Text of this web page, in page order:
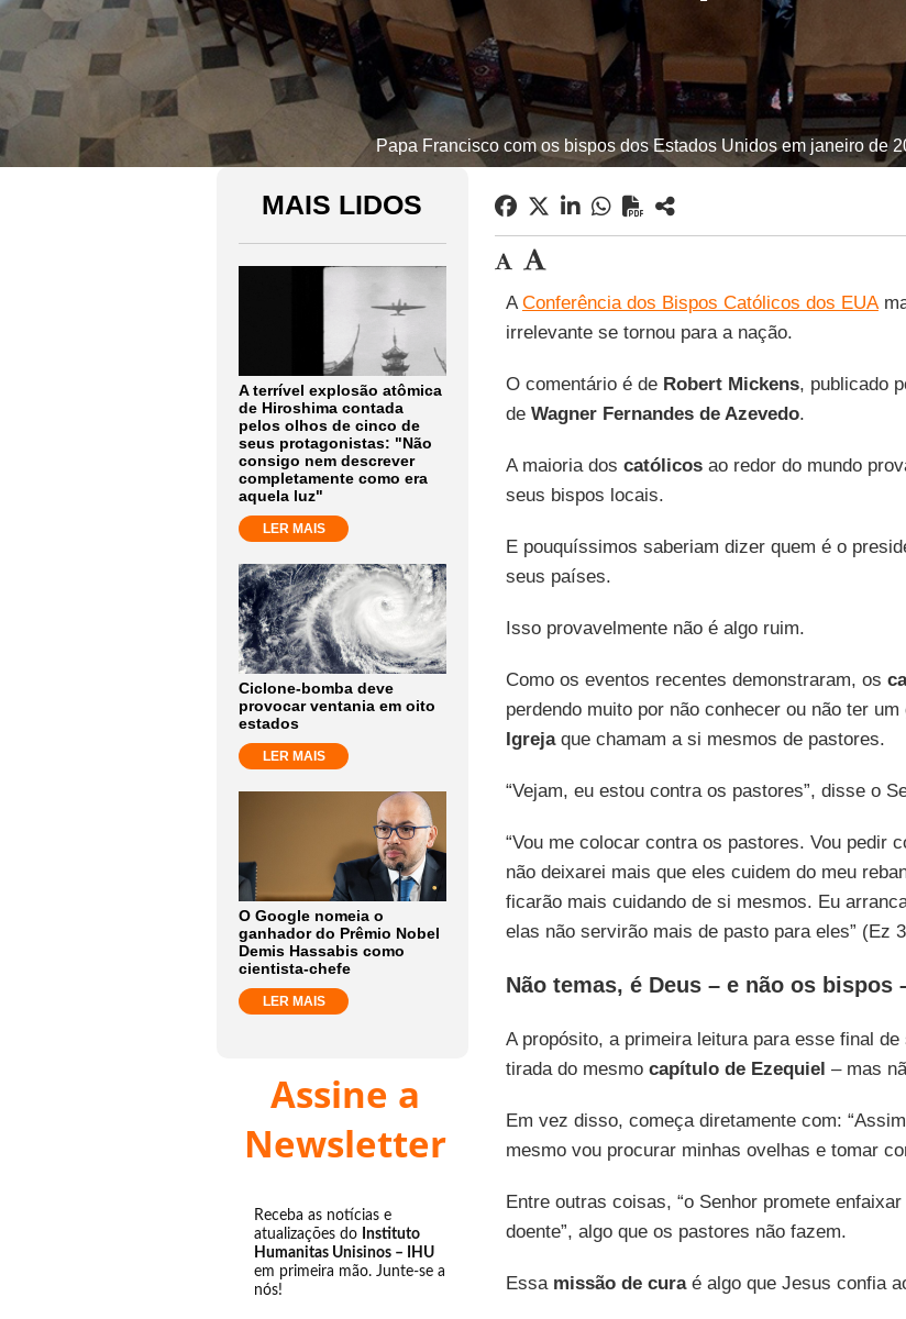
Papa Francisco com os bispos dos Estados Unidos em janeiro de
MAIS LIDOS
A terrível explosão atômica
de Hiroshima contada
pelos olhos de cinco de
seus protagonistas: "Não
consigo nem descrever
completamente como era
aquela luz"
LER MAIS
Ciclone-bomba deve
provocar ventania em oito
estados
LER MAIS
O Google nomeia o
ganhador do Prêmio Nobel
Demis Hassabis como
cientista-chefe
LER MAIS
Assine a
Newsletter
Receba as notícias e
atualizações do Instituto
Humanitas Unisinos – IHU
em primeira mão. Junte-se a
nós!
AConferência dos Bispos Católicos dos EUA
irrelevante se tornou para a nação.
O comentário é deRobert Mickens, publicado
de Wagner Fernandes de Azevedo.
A maioria dos católicosao redor do mundo
seus bispos locais.
E pouquíssimos saberiam dizer quem é o
seus países.
Isso provavelmente não é algo ruim.
Como os eventos recentes demonstraram, os
perdendo muito por não conhecer ou não ter
Igrejaque chamam a si mesmos de pastores.
“Vejam, eu estou contra os pastores”, disse o
“Vou me colocar contra os pastores. Vou pedir
não deixarei mais que eles cuidem do meu
ficarão mais cuidando de si mesmos. Eu
elas não servirão mais de pasto para eles” (Ez
Não temas, é Deus – e não os bispos
A propósito, a primeira leitura para esse final de
tirada do mesmo capítulo de Ezequiel – mas
Em vez disso, começa diretamente com:
mesmo vou procurar minhas ovelhas e tomar
Entre outras coisas, “o Senhor promete
doente”, algo que os pastores não fazem.
Essa missão de curaé algo que Jesus confia